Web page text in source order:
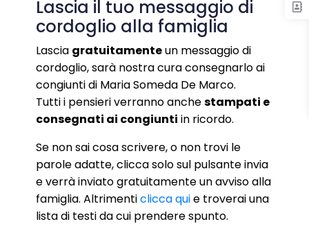
Lascia il tuo messaggio di
cordoglio alla famiglia
Lascia gratuitamenteun messaggio di
cordoglio, sarà nostra cura consegnarlo ai
congiunti di Maria Someda De Marco.
Tutti i pensieri verranno anchestampati e
consegnati ai congiunti in ricordo.
Se non sai cosa scrivere, o non trovi le
parole adatte, clicca solo sul pulsante invia
e verrà inviato gratuitamente un avviso alla
famiglia. Altrimenticlicca quie troverai una
lista di testi da cui prendere spunto.